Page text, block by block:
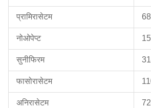
प्रामिरासेटम
नोओपेप्ट
सुनीफिरम
फासोरासेटम
अनिरासेटम